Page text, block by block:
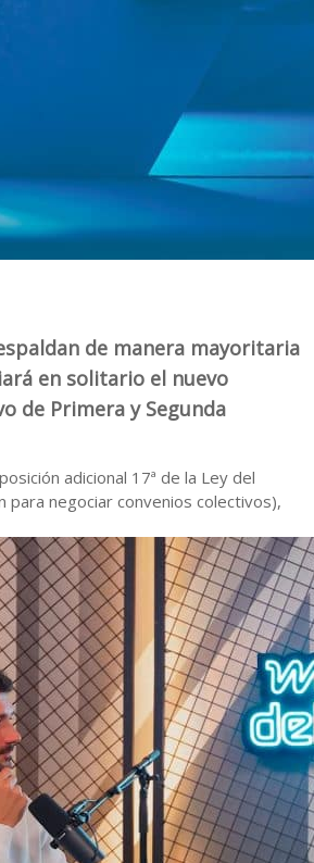
de manera mayoritaria
en solitario el nuevo
de Primera y Segunda
adicional 17ª de la Ley del
para negociar convenios colectivos),